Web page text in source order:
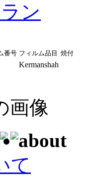
ン
番号 フィルム品目 焼付
Kermanshah
画像
about
て